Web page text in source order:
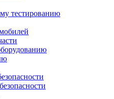
тестированию